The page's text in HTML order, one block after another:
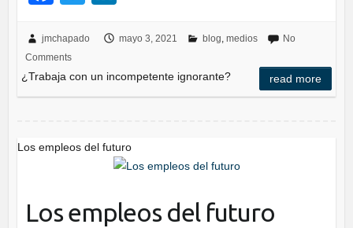
c
e
b
o
tt
er
k
e
dI
jmchapado mayo 3, 2021 blog, medios
No
Comments
¿Trabaja con un incompetente ignorante? read more
Los empleos del futuro
Los empleos del futuro